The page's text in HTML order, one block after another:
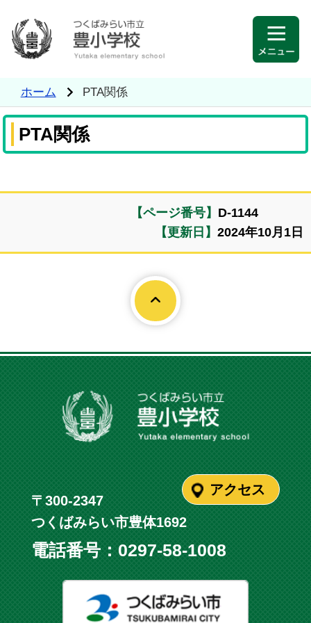
ホーム PTA関係
PTA関係
【ページ番号】 D-1144
【更新日】 2024年10月1日
〒300-2347
つくばみらい市豊体1692
アクセス
電話番号：0297-58-1008
つくばみ